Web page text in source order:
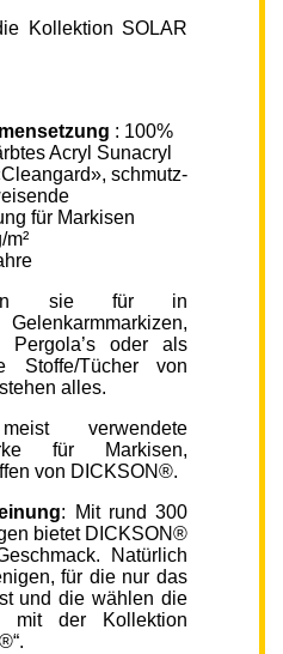
Kollektion SOLAR
: 100%
Acryl Sunacryl
schmutz-
für Markisen
m²
sie für in
Pergola’s oder als
Stoffe/Tücher von
alles.
verwendete
für Markisen,
von DICKSON®.
: Mit rund 300
bietet DICKSON®
Natürlich
für die nur das
und die wählen die
mit der Kollektion